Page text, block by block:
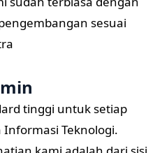
sesuai
tinggi untuk setiap
Teknologi.